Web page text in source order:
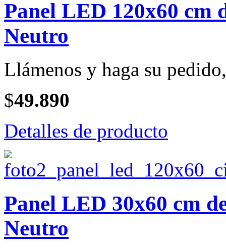
Panel LED 120x60 cm
Neutro
Llámenos y haga su
$49.890
Detalles de producto
Panel LED 30x60 cm
Neutro